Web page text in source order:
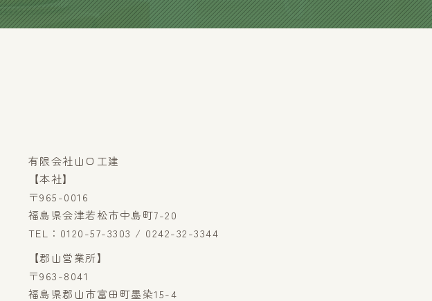
有限会社山口工建
【本社】
〒965-0016
福島県会津若松市中島町7-20
TEL：0120-57-3303 / 0242-32-3344
【郡山営業所】
〒963-8041
福島県郡山市富田町墨染15-4